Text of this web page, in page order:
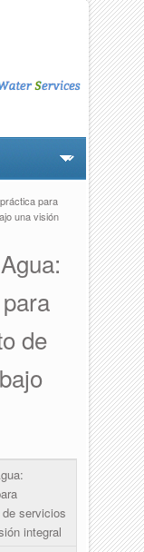
para
una visión
de
servicios
integral